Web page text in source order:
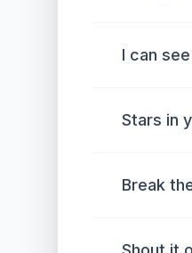
I can
Stars in
Break